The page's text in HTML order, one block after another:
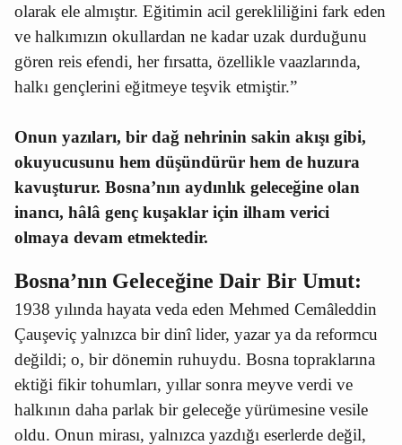
olarak ele almıştır. Eğitimin acil gerekliliğini fark eden
ve halkımızın okullardan ne kadar uzak durduğunu
gören reis efendi, her fırsatta, özellikle vaazlarında,
halkı gençlerini eğitmeye teşvik etmiştir.”
Onun yazıları, bir dağ nehrinin sakin akışı gibi,
okuyucusunu hem düşündürür hem de huzura
kavuşturur. Bosna’nın aydınlık geleceğine olan
inancı, hâlâ genç kuşaklar için ilham verici
olmaya devam etmektedir.
Bosna’nın Geleceğine Dair Bir Umut:
1938 yılında hayata veda eden Mehmed Cemâleddin
Çauşeviç yalnızca bir dinî lider, yazar ya da reformcu
değildi; o, bir dönemin ruhuydu. Bosna topraklarına
ektiği fikir tohumları, yıllar sonra meyve verdi ve
halkının daha parlak bir geleceğe yürümesine vesile
oldu. Onun mirası, yalnızca yazdığı eserlerde değil,